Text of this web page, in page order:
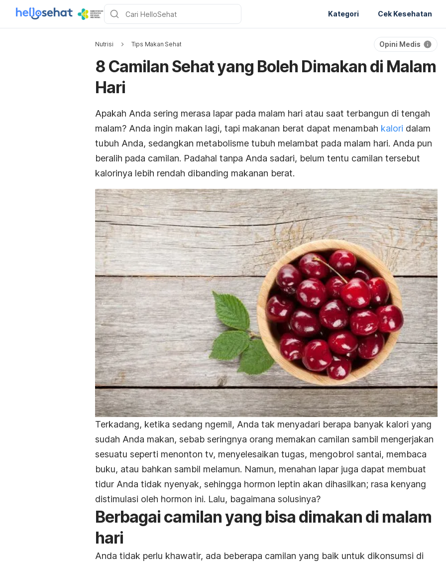
Kategori Cek Kesehatan
Nutrisi Tips Makan Sehat Opini Medis
8 Camilan Sehat yang Boleh Dimakan di Malam
Hari
Apakah Anda sering merasa lapar pada malam hari atau saat terbangun di tengah
malam? Anda ingin makan lagi, tapi makanan berat dapat menambah kalori dalam
tubuh Anda, sedangkan metabolisme tubuh melambat pada malam hari. Anda pun
beralih pada camilan. Padahal tanpa Anda sadari, belum tentu camilan tersebut
kalorinya lebih rendah dibanding makanan berat.
Terkadang, ketika sedang ngemil, Anda tak menyadari berapa banyak kalori yang
sudah Anda makan, sebab seringnya orang memakan camilan sambil mengerjakan
sesuatu seperti menonton tv, menyelesaikan tugas, mengobrol santai, membaca
buku, atau bahkan sambil melamun. Namun, menahan lapar juga dapat membuat
tidur Anda tidak nyenyak, sehingga hormon leptin akan dihasilkan; rasa kenyang
distimulasi oleh hormon ini. Lalu, bagaimana solusinya?
Berbagai camilan yang bisa dimakan di malam
hari
Anda tidak perlu khawatir, ada beberapa camilan yang baik untuk dikonsumsi di